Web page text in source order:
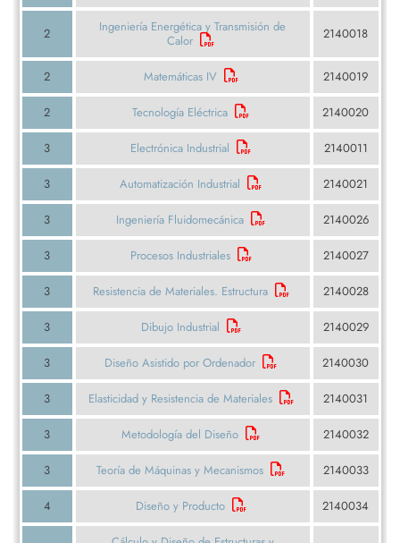
2
Ingeniería Energética y Transmisión de
Calor
2140018
2 Matemáticas IV 2140019
2 Tecnología Eléctrica 2140020
3 Electrónica Industrial 2140011
3 Automatización Industrial 2140021
3 Ingeniería Fluidomecánica 2140026
3 Procesos Industriales 2140027
3 Resistencia de Materiales. Estructura 2140028
3 Dibujo Industrial 2140029
3 Diseño Asistido por Ordenador 2140030
3 Elasticidad y Resistencia de Materiales 2140031
3 Metodología del Diseño 2140032
3 Teoría de Máquinas y Mecanismos 2140033
4 Diseño y Producto 2140034